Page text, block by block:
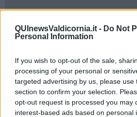
QUInewsValdicornia.it - Do Not
Personal Information
If you wish to opt-out of the sale,
processing of your personal or
targeted advertising by us, please use
section to confirm your selection.
opt-out request is processed you may
interest-based ads based on personal
La strada dei giochi dedicati al mondo
tavolaThe Iron Legendrealizzato in
di Cornia nell'ambito di un progetto di